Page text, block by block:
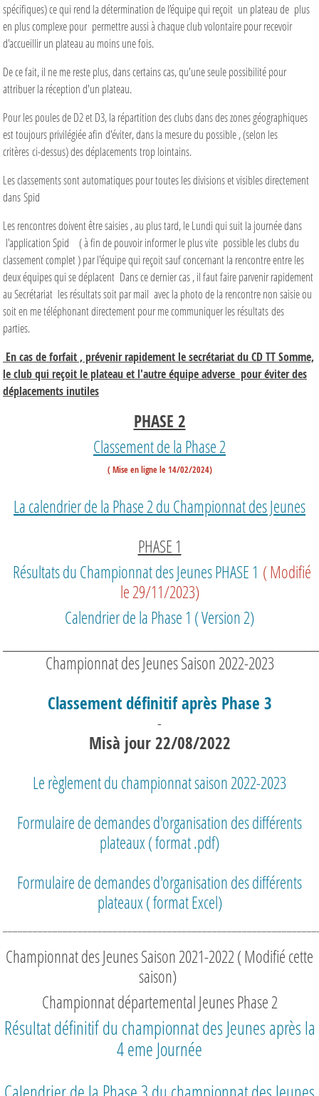
spécifiques) ce qui rend la détermination de l’équipe qui reçoit un plateau de plus
en plus complexe pour permettre aussi à chaque club volontaire pour recevoir
d'accueillir un plateau au moins une fois.
De ce fait, il ne me reste plus, dans certains cas, qu'une seule possibilité pour
attribuer la réception d'un plateau.
Pour les poules de D2 et D3, la répartition des clubs dans des zones géographiques
est toujours privilégiée afin d'éviter, dans la mesure du possible , (selon les
critères ci-dessus) des déplacements trop lointains.
Les classements sont automatiques pour toutes les divisions et visibles directement
dans Spid
Les rencontres doivent être saisies , au plus tard, le Lundi qui suit la journée dans
l'application Spid ( à fin de pouvoir informer le plus vite possible les clubs du
classement complet ) par l'équipe qui reçoit sauf concernant la rencontre entre les
deux équipes qui se déplacent Dans ce dernier cas , il faut faire parvenir rapidement
au Secrétariat les résultats soit par mail avec la photo de la rencontre non saisie ou
soit en me téléphonant directement pour me communiquer les résultats des
parties.
En cas de forfait , prévenir rapidement le secrétariat du CD TT Somme,
le club qui reçoit le plateau et l'autre équipe adverse pour éviter des
déplacements inutiles
PHASE 2
Classement de la Phase 2
(Mise en ligne le 14/02/2024)
La calendrier de la Phase 2 du Championnat des Jeunes
PHASE 1
Résultats du Championnat des Jeunes PHASE 1 ( Modifié
le 29/11/2023)
Calendrier de la Phase 1 ( Version 2)
Championnat des Jeunes Saison 2022-2023
Classement définitif après Phase 3
-
Misà jour 22/08/2022
Le règlement du championnat saison 2022-2023
Formulaire de demandes d'organisation des différents
plateaux ( format .pdf)
Formulaire de demandes d'organisation des différents
plateaux ( format Excel)
Championnat des Jeunes Saison 2021-2022 ( Modifié cette
saison)
Championnat départemental Jeunes Phase 2
Résultat définitif du championnat des Jeunes après la
4 eme Journée